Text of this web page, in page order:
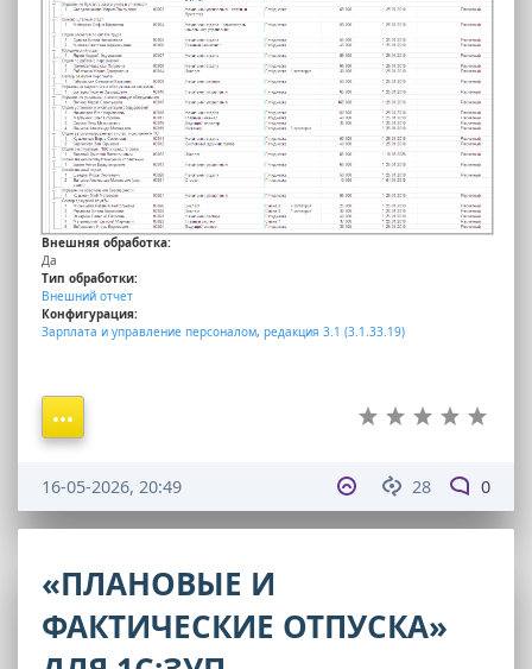
Внешняя обработка:
Да
Тип обработки:
Внешний отчет
Конфигурация:
Зарплата и управление персоналом, редакция 3.1 (3.1.33.19)
28 0
16-05-2026, 20:49
«ПЛАНОВЫЕ И
ФАКТИЧЕСКИЕ ОТПУСКА»